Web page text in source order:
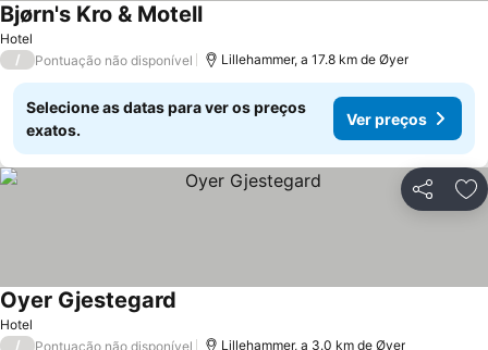
Hotel
Bjørn's Kro & Motell
/ Pontuação não disponível Lillehammer, a 17.8 km de Øyer
Selecione as datas para ver os preços
exatos.
Ver preços
Partilhar
Hotel
Oyer Gjestegard
/ Pontuação não disponível Lillehammer, a 3.0 km de Øyer